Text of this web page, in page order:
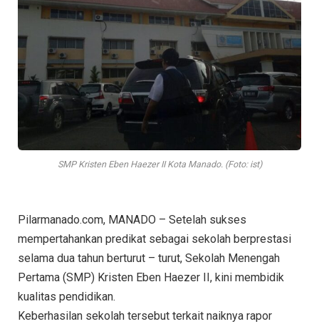
SMP Kristen Eben Haezer II Kota Manado. (Foto: ist)
Pilarmanado.com, MANADO – Setelah sukses
mempertahankan predikat sebagai sekolah berprestasi
selama dua tahun berturut – turut, Sekolah Menengah
Pertama (SMP) Kristen Eben Haezer II, kini membidik
kualitas pendidikan.
Keberhasilan sekolah tersebut terkait naiknya rapor